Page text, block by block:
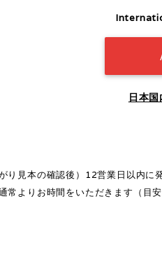
日本
り見本の確認後）12営業日以内に
よりお時間をいただきます（目安